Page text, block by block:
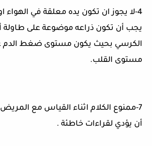
4- لا يجوز ان تكون يده معلقة في الهواء
يجب أن تكون ذراعه موضوعة على طاولة
الكرسي بحيث يكون مستوى ضغط
مستوى القلب.
7- ممنوع الكلام اثناء القياس مع
أن يؤدي لقراءات خاطئة .